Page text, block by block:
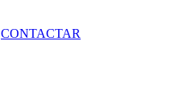
CONTACTAR